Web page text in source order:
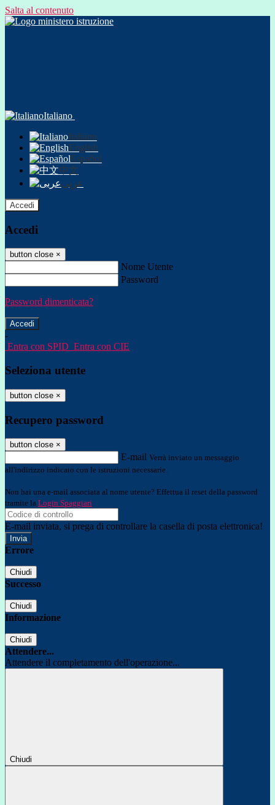
Salta al contenuto
Italiano
Italiano
English
Español
中文
عربى
Accedi
Accedi
button close ×
Nome Utente
Password
Password dimenticata?
-
Entra con SPID Entra con CIE
Seleziona utente
button close ×
Recupero password
button close ×
E-mail Verrà inviato un messaggio
all'indirizzo indicato con le istruzioni necessarie.
Non hai una e-mail associata al nome utente? Effettua il reset della password
tramite la Login Spaggiari
E-mail inviata, si prega di controllare la casella di posta elettronica!
Errore
Chiudi
Successo
Chiudi
Informazione
Chiudi
Attendere...
Attendere il completamento dell'operazione...
Chiudi